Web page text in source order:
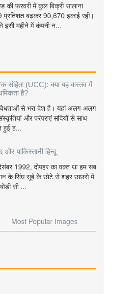
की फरवरी में कुल बिक्री सालाना
प्रतिशत बढ़कर 90,670 इकाई रही।
इसी महीने में कंपनी न...
संहिता (UCC): क्या यह वास्तव में
है?
से भरा देश है। यहां अलग-अलग
और परंपराएं सदियों से साथ-
हुई ह...
और पाकिस्तानी हिन्दू
1992, दोपहर का वक़्त था हम सब
के सिंध सूबे के छोटे से शहर छाछरो में
सी ...
Most Popular Images